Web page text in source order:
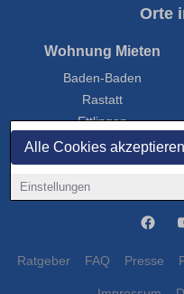
Alle Cookies akzeptieren
Einstellungen
Orte
Wohnung Mieten
Baden-Baden
Rastatt
Ettlingen
Gaggenau
Bühl
Ratgeber FAQ Presse